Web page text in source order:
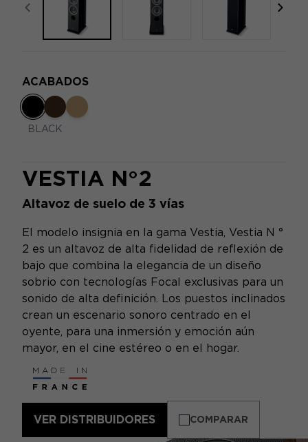
focal-naim-frontent::misc.prev_label
VESTIA N°2
Altavoz de suelo de 3 vías
El modelo insignia en la gama Vestia, Vestia N °
2 es un altavoz de alta fidelidad de reflexión de
bajo que combina la elegancia de un diseño
sobrio con tecnologías Focal exclusivas para un
sonido de alta definición. Los puestos inclinados
crean un escenario sonoro centrado en el
oyente, para una inmersión y emoción aún
mayor, en el cine estéreo o en el hogar.
ACABADOS
BLACK
VER DISTRIBUIDORES COMPARAR